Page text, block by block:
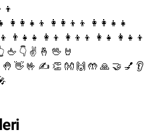
👩‍👩‍👧‍👦 👩‍👩‍👦‍👦 👩‍👩‍👧‍👧
👨‍👧‍👧 👩‍👦 👩‍👦‍👦 👩‍👧 👩‍👧‍👦
🖕 👇 ✌ 🤞 🖖 🤘
🤚 👋 🤟 ✍ 👏 👐 🙌 🤲 🙏 🤝 💅 👂